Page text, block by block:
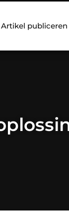
Artikel publiceren